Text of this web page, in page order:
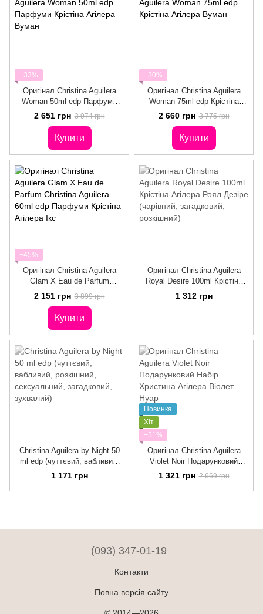
−33%
Оригінал Christina Aguilera
Woman 50ml edр Парфуми
Крістіна Агілера Вуман
2 651 грн 3 974 грн
Купити
−30%
Оригінал Christina Aguilera
Woman 75ml edр Крістіна
Агілера Вуман
2 660 грн 3 775 грн
Купити
−45%
Оригінал Christina Aguilera
Glam X Eau de Parfum
Christina Aguilera 60ml edр
Парфуми Крістіна Агілера Ікс
2 151 грн 3 899 грн
Купити
Оригінал Christina Aguilera
Royal Desire 100ml Крістіна
Агілера Роял Дезіре
(чарівний, загадковий,
1 312 грн
Christina Aguilera by Night 50
ml edp (чуттєвий, вабливий,
розкішний, сексуальний,
загадковий, зухвалий)
1 171 грн
Новинка
Хіт
−51%
Оригінал Christina Aguilera
Violet Noir Подарунковий
Набір Христина Агілера
Віолет Нуар
1 321 грн 2 669 грн
(093) 347-01-19
Контакти
Повна версія сайту